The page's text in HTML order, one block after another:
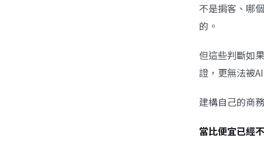
不是掮客、哪
的。
但這些判斷如
證，更無法被
建構自己的商
當比便宜已經